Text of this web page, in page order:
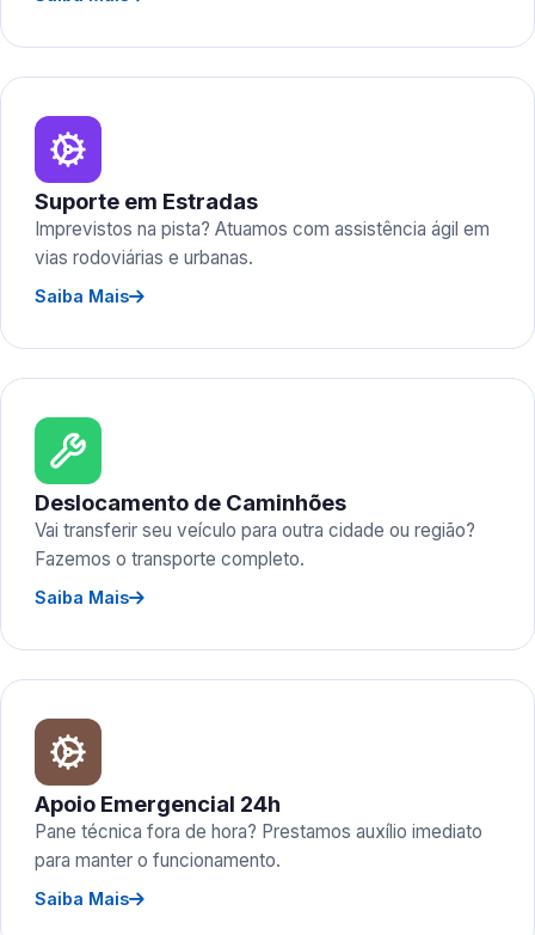
Suporte em Estradas
Imprevistos na pista? Atuamos com assistência ágil em
vias rodoviárias e urbanas.
Saiba Mais
Deslocamento de Caminhões
Vai transferir seu veículo para outra cidade ou região?
Fazemos o transporte completo.
Saiba Mais
Apoio Emergencial 24h
Pane técnica fora de hora? Prestamos auxílio imediato
para manter o funcionamento.
Saiba Mais